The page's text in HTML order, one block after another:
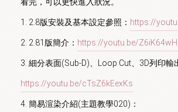
1. 2.8版安裝及基本設定參照： https://
2. 2.81版簡介： https://youtu.be/
3. 細分表面(Sub-D)、Loop Cut、3D列印輸
https://youtu.be/cTsZ6kEexKs
4. 簡易渲染介紹(主題教學020)：